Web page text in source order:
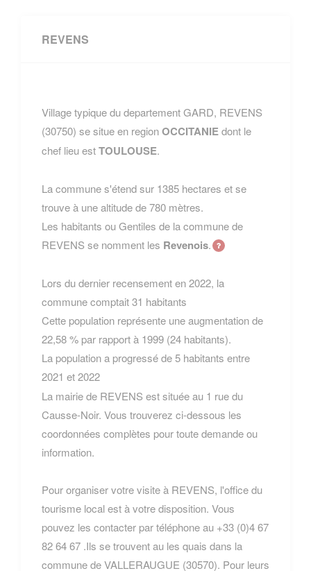
REVENS
Village typique du departement GARD, REVENS
(30750) se situe en regionOCCITANIEdont le
chef lieu estTOULOUSE.
La commune s'étend sur 1385 hectares et se
trouve à une altitude de 780 mètres.
Les habitants ou Gentiles de la commune de
REVENS se nomment les Revenois.
Lors du dernier recensement en 2022, la
commune comptait 31 habitants
Cette population représente une augmentation de
22,58 % par rapport à 1999 (24 habitants).
La population a progressé de 5 habitants entre
2021 et 2022
La mairie de REVENS est située au 1 rue du
Causse-Noir. Vous trouverez ci-dessous les
coordonnées complètes pour toute demande ou
information.
Pour organiser votre visite à REVENS, l'office du
tourisme local est à votre disposition. Vous
pouvez les contacter par téléphone au +33 (0)4 67
82 64 67 .Ils se trouvent au les quais dans la
commune de VALLERAUGUE (30570). Pour leurs